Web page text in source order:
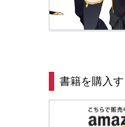
書籍を購入す